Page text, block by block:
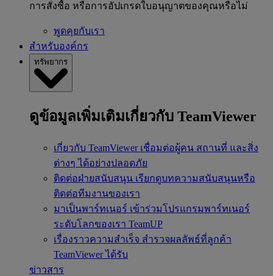
การสั่งซื้อ หรือการอัปเกรดใบอนุญาตของคุณหรือไม่
พูดคุยกับเรา
สำหรับองค์กร
ทรัพยากร
ดูข้อมูลเพิ่มเติมเกี่ยวกับ TeamViewer
เกี่ยวกับ TeamViewer เชื่อมต่อผู้คน สถานที่ และสิ่ง
ต่างๆ ได้อย่างปลอดภัย
ติดต่อฝ่ายสนับสนุน เรียกดูบทความสนับสนุนหรือ
ติดต่อทีมงานของเรา
มาเป็นพาร์ทเนอร์ เข้าร่วมโปรแกรมพาร์ทเนอร์
ระดับโลกของเรา TeamUP
เรื่องราวความสำเร็จ สำรวจผลลัพธ์ที่ลูกค้า
TeamViewer ได้รับ
ข่าวสาร